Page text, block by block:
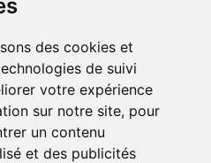
des cookies et
de suivi
votre expérience
sur notre site, pour
un contenu
et des publicités